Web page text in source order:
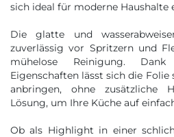
sich ideal für moderne Haushalte
Die glatte und
zuverlässig vor Spritzern und
mühelose Reinigung. Dank
Eigenschaften lässt sich die
anbringen, ohne zusätzliche
Lösung, um Ihre Küche auf
Ob als Highlight in einer